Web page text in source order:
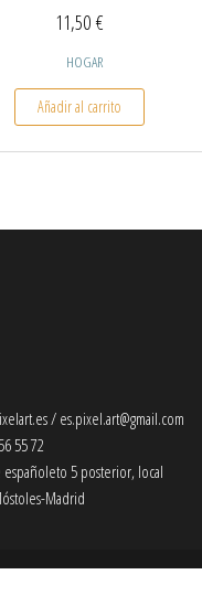
11,50€
HOGAR
Añadir al carrito
/ es.pixel.art@gmail.com
55 72
españoleto 5 posterior, local
Madrid